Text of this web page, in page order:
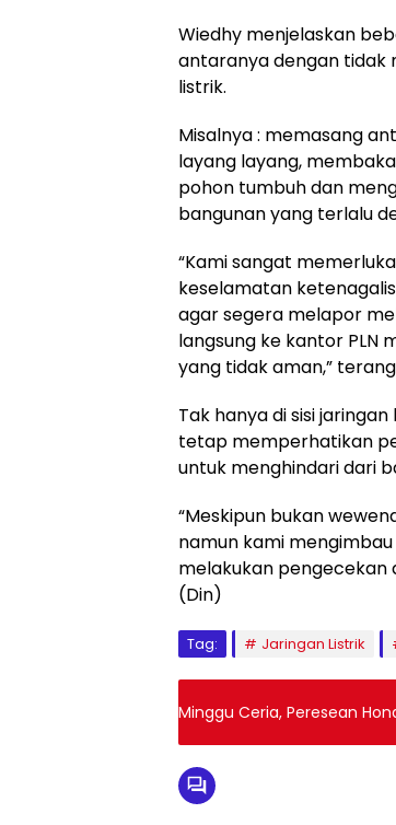
Wiedhy menjelaskan
antaranya dengan tidak
listrik.
Misalnya : memasang
layang layang,
pohon tumbuh dan
bangunan yang terlalu
“Kami sangat
keselamatan
agar segera melapor
langsung ke kantor PLN
yang tidak aman,”
Tak hanya di sisi
tetap memperhatikan
untuk menghindari dari
“Meskipun bukan
namun kami
melakukan pengecekan
(Din)
Tag: Jaringan Listrik
Minggu Ceria, Peresean